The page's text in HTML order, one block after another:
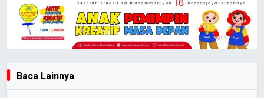
Baca Lainnya